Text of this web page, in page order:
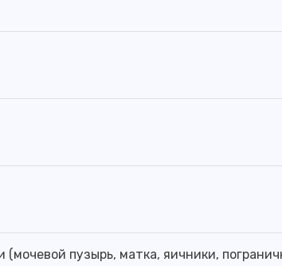
пузырь, матка, яичники,